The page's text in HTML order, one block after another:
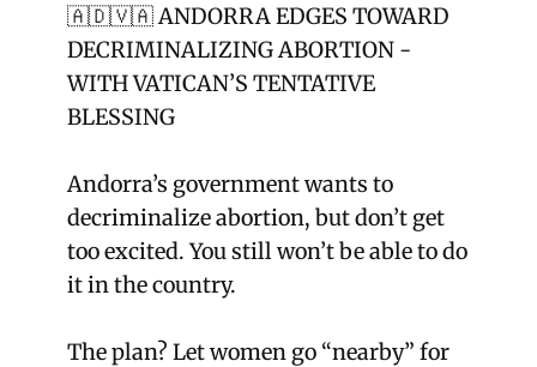
🇦🇩🇻🇦 ANDORRA EDGES TOWARD
DECRIMINALIZING ABORTION -
WITH VATICAN’S TENTATIVE
BLESSING
Andorra’s government wants to
decriminalize abortion, but don’t get
too excited. You still won’t be able to do
it in the country.
The plan? Let women go “nearby” for